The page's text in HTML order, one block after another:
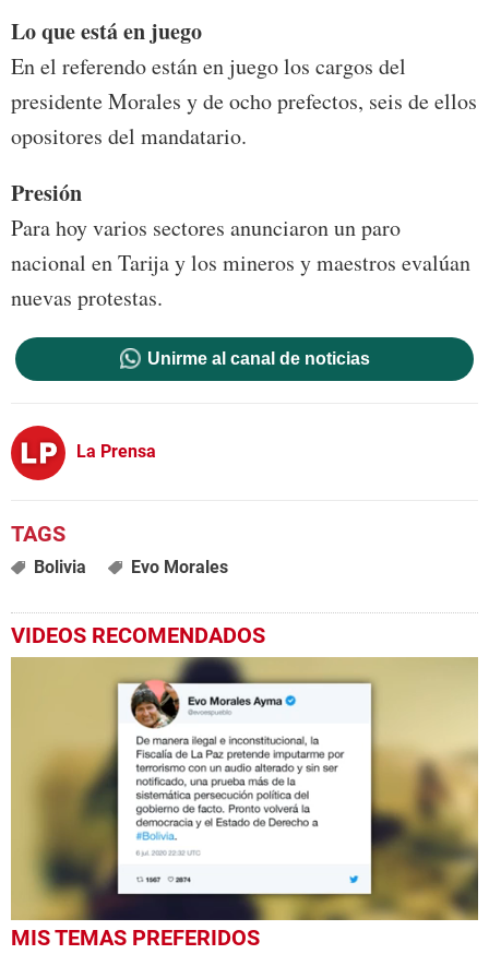
Lo que está en juego
En el referendo están en juego los cargos del
presidente Morales y de ocho prefectos, seis de ellos
opositores del mandatario.
Presión
Para hoy varios sectores anunciaron un paro
nacional en Tarija y los mineros y maestros evalúan
nuevas protestas.
Unirme al canal de noticias
La Prensa
Bolivia Evo Morales
VIDEOS RECOMENDADOS
0
seconds
MIS TEMAS PREFERIDOS